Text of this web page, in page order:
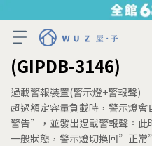
KINYO 1開4插
(GIPDB-3146)
過載警報裝置(警示燈+警報聲)
超過額定容量負載時，警示燈
警告”，並發出過載警報聲。此
一般狀態，警示燈切換回”正常